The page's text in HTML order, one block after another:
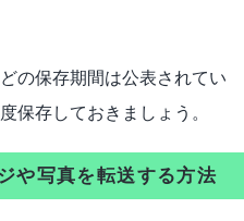
の保存期間は公表されてい
保存しておきましょう。
や写真を転送する方法